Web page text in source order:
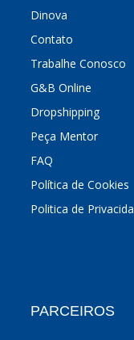
Dinova
Contato
Trabalhe Conosco
G&B Online
Dropshipping
Peça Mentor
FAQ
Política de Cookies
Politica de
PARCEIROS